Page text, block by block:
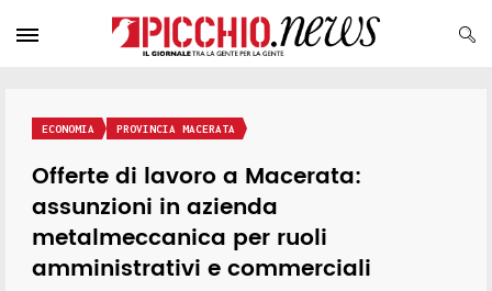
ECONOMIA PROVINCIA MACERATA
Offerte di lavoro a Macerata:
assunzioni in azienda
metalmeccanica per ruoli
amministrativi e commerciali